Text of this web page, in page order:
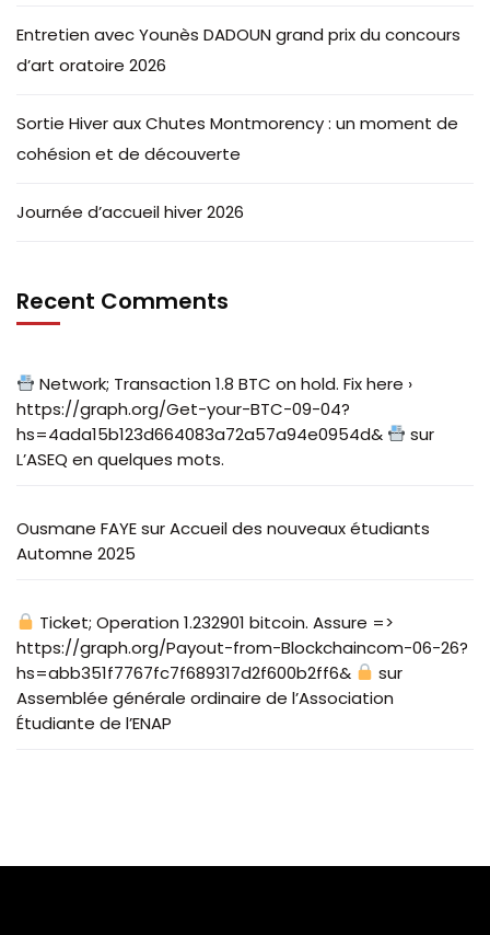
Entretien avec Younès DADOUN grand prix du concours
d’art oratoire 2026
Sortie Hiver aux Chutes Montmorency : un moment de
cohésion et de découverte
Journée d’accueil hiver 2026
Recent Comments
Network; Transaction 1.8 BTC on hold. Fix here ›
https://graph.org/Get-your-BTC-09-04?
hs=4ada15b123d664083a72a57a94e0954d&
sur
L’ASEQ en quelques mots.
Ousmane FAYEsurAccueil des nouveaux étudiants
Automne 2025
Ticket; Operation 1.232901 bitcoin. Assure =>
https://graph.org/Payout-from-Blockchaincom-06-26?
hs=abb351f7767fc7f689317d2f600b2ff6&
sur
Assemblée générale ordinaire de l’Association
Étudiante de l’ENAP